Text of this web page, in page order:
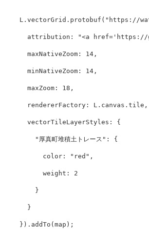
L . vectorGrid . protobuf ( " https://
attribution : "<a href='https://
maxNativeZoom : 14 ,
minNativeZoom : 14 ,
maxZoom : 18 ,
rendererFactory : L . canvas . tile ,
vectorTileLayerStyles : {
" 厚真町堆積土トレース " : {
color : " red " ,
weight : 2
}
}
}). addTo ( map );